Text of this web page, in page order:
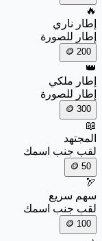
🔥
إطار ناري
إطار للصورة
200
👑
إطار ملكي
إطار للصورة
300
📖
المجتهد
لقب جنب اسمك
50
🏹
سهم سريع
لقب جنب اسمك
100